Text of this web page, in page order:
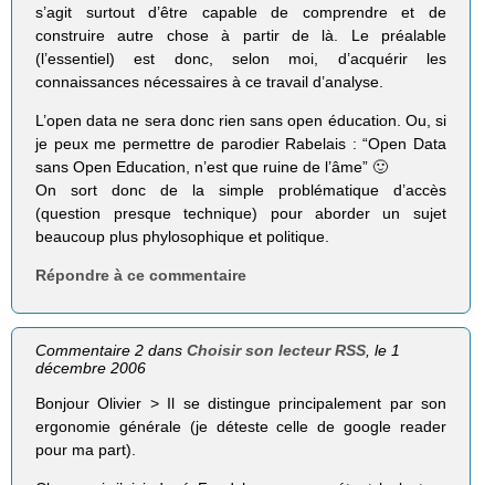
s’agit surtout d’être capable de comprendre et de
construire autre chose à partir de là. Le préalable
(l’essentiel) est donc, selon moi, d’acquérir les
connaissances nécessaires à ce travail d’analyse.
L’open data ne sera donc rien sans open éducation. Ou, si
je peux me permettre de parodier Rabelais : “Open Data
sans Open Education, n’est que ruine de l’âme” 🙂
On sort donc de la simple problématique d’accès
(question presque technique) pour aborder un sujet
beaucoup plus phylosophique et politique.
Répondre à ce commentaire
Commentaire 2 dansChoisir son lecteur RSS , le 1
décembre 2006
Bonjour Olivier > Il se distingue principalement par son
ergonomie générale (je déteste celle de google reader
pour ma part).